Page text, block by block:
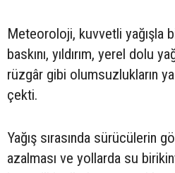
Meteoroloji, kuvvetli yağışla
baskını, yıldırım, yerel dolu
rüzgâr gibi olumsuzlukların
çekti.
Yağış sırasında sürücülerin
azalması ve yollarda su